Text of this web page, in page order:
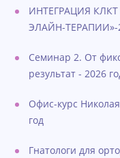
ИНТЕГРАЦИЯ
ЭЛАЙН-ТЕРАПИИ»-
Семинар 2. От
результат - 2026
Офис-курс
год
Гнатологи для